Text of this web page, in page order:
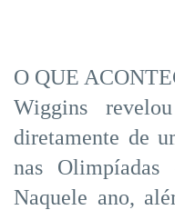
O QUE
Wiggins
diretamente de
nas
Naquele ano,